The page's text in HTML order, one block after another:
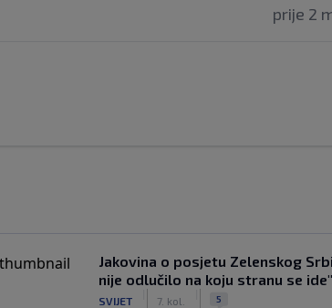
prije 2
Jakovina o posjetu Zelenskog
nije odlučilo na koju stranu se ide"
SVIJET 7. kol. 5